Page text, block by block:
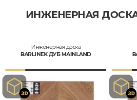
ИНЖЕНЕРНАЯ ДОСКА
Инженерная доска
BARLINEK ДУБ MAINLAND